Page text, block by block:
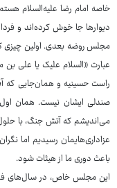
خاصه امام رضا علیه‌السلام
دیوارها جا خوش کرده‌اند و
مجلس روضه بعدی. اولین چیزی
عبارت «السلام علیک یا علی
راست حسینیه و همان‌جایی که
صندلی ایشان نیست. همان اول
می‌اندیشم که آتش جنگ، با
عزاداری‌هایمان رسیدیم اما
باعث دوری ما از هیئات شود.
این مجلس خاص، در سال‌های